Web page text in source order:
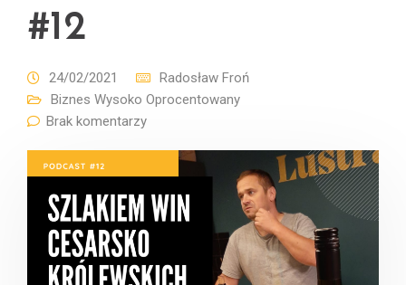
#12
24/02/2021
Radosław Froń
Biznes Wysoko Oprocentowany
Brak komentarzy